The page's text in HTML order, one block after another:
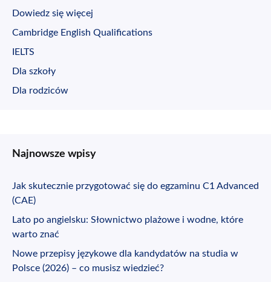
Dowiedz się więcej
Cambridge English Qualifications
IELTS
Dla szkoły
Dla rodziców
Najnowsze wpisy
Jak skutecznie przygotować się do egzaminu C1 Advanced
(CAE)
Lato po angielsku: Słownictwo plażowe i wodne, które
warto znać
Nowe przepisy językowe dla kandydatów na studia w
Polsce (2026) – co musisz wiedzieć?